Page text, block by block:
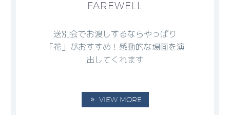
FAREWELL
送別会でお渡しするならやっぱり
「花」がおすすめ！感動的な場面を演
出してくれます
VIEW MORE